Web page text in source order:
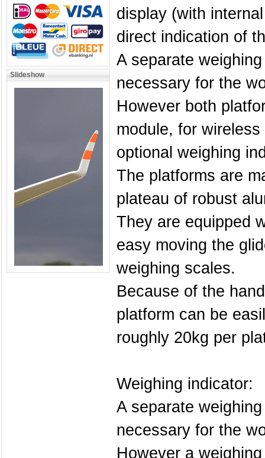
Slideshow
display (with
direct indication of
A separate
necessary for the
However both
module, for
optional weighing
The platforms are
plateau of robust
They are equipped
easy moving the
weighing scales.
Because of the
platform can be
roughly 20kg per
Weighing indicator:
A separate
necessary for the
However a